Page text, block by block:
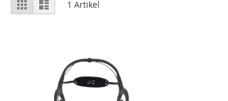
als
Liste Liste 1 Artikel